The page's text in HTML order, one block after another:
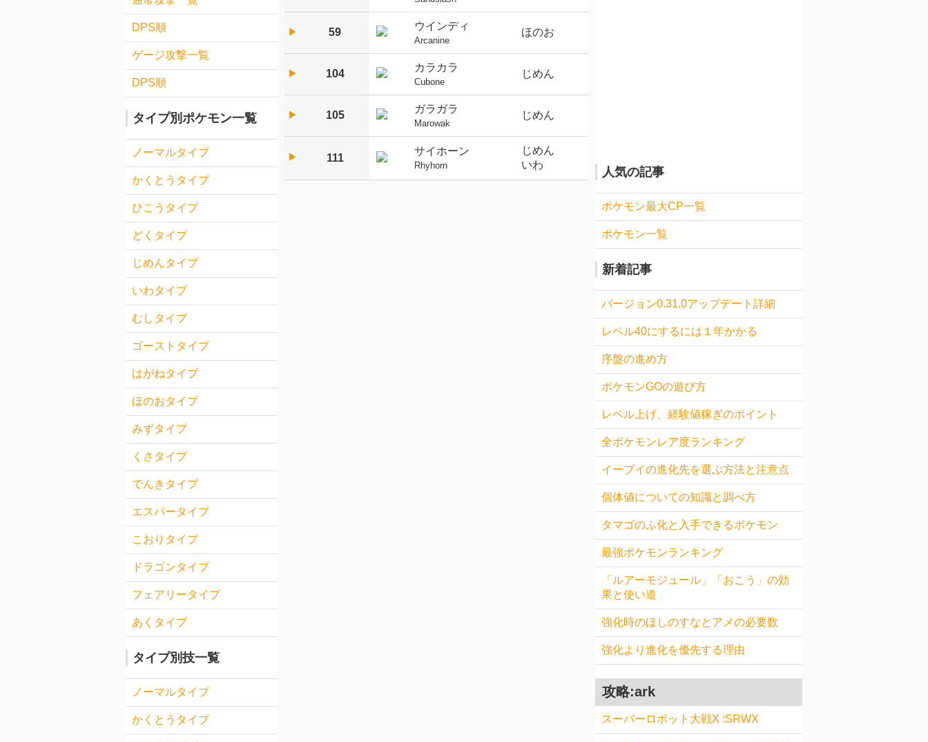
▶︎ 59
ウインディ
Arcanine
ほのお
▶︎ 104
カラカラ
Cubone
じめん
▶︎ 105
ガラガラ
Marowak
じめん
▶︎ 111
サイホーン
Rhyhorn
じめん
いわ
DPS順
ゲージ攻撃一覧
DPS順
タイプ別ポケモン一覧
ノーマルタイプ
かくとうタイプ
ひこうタイプ
どくタイプ
じめんタイプ
いわタイプ
むしタイプ
ゴーストタイプ
はがねタイプ
ほのおタイプ
みずタイプ
くさタイプ
でんきタイプ
エスパータイプ
こおりタイプ
ドラゴンタイプ
フェアリータイプ
あくタイプ
タイプ別技一覧
ノーマルタイプ
かくとうタイプ
人気の記事
ポケモン最大CP一覧
ポケモン一覧
新着記事
バージョン0.31.0アップデート詳細
レベル40にするには１年かかる
序盤の進め方
ポケモンGOの遊び方
レベル上げ、経験値稼ぎのポイント
全ポケモンレア度ランキング
イーブイの進化先を選ぶ方法と注意点
個体値についての知識と調べ方
タマゴのふ化と入手できるポケモン
最強ポケモンランキング
「ルアーモジュール」「おこう」の効
果と使い道
強化時のほしのすなとアメの必要数
強化より進化を優先する理由
攻略:ark
スーパーロボット大戦X :SRWX